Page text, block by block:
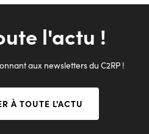
l'actu !
aux newsletters du C2RP !
À TOUTE L'ACTU